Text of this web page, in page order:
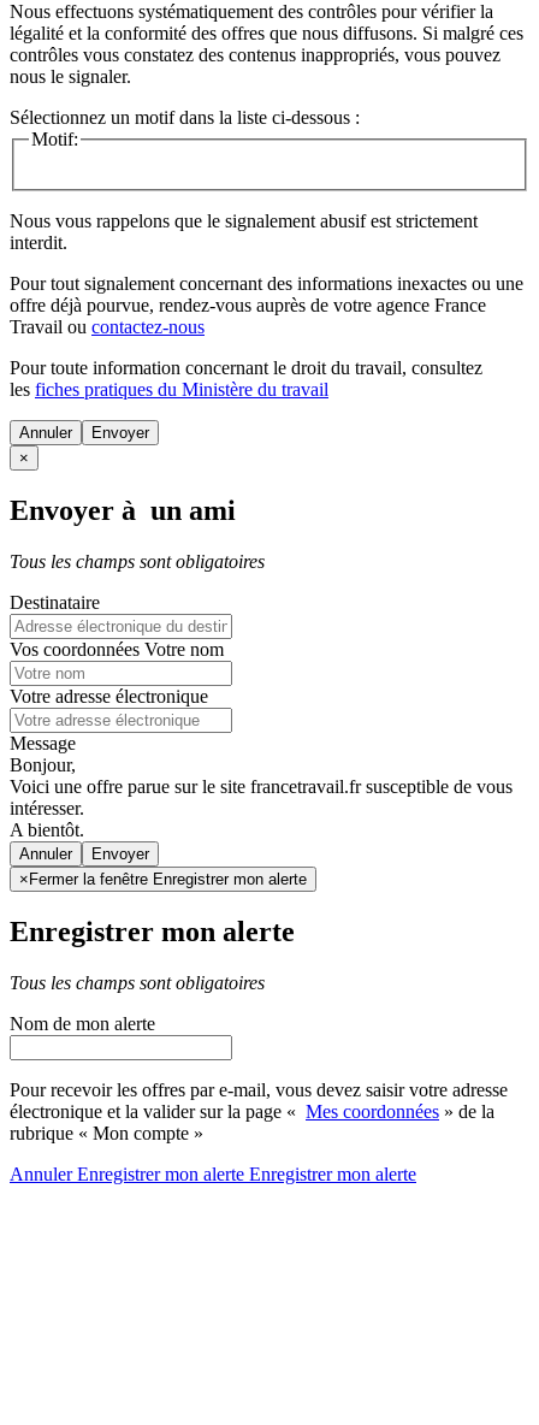
Nous effectuons systématiquement des contrôles pour vérifier la
légalité et la conformité des offres que nous diffusons. Si malgré ces
contrôles vous constatez des contenus inappropriés, vous pouvez
nous le signaler.
Sélectionnez un motif dans la liste ci-dessous :
Motif:
Nous vous rappelons que le signalement abusif est strictement
interdit.
Pour tout signalement concernant des informations inexactes ou une
offre déjà pourvue, rendez-vous auprès de votre agence France
Travail ou contactez-nous
Pour toute information concernant le droit du travail, consultez
les fiches pratiques du Ministère du travail
Annuler
×
Envoyer à un ami
Tous les champs sont obligatoires
Destinataire
Vos coordonnées Votre nom
Votre adresse électronique
Message
Bonjour,
Voici une offre parue sur le site francetravail.fr susceptible de vous
intéresser.
A bientôt.
Annuler
× Fermer la fenêtre Enregistrer mon alerte
Enregistrer mon alerte
Tous les champs sont obligatoires
Nom de mon alerte
Pour recevoir les offres par e-mail, vous devez saisir votre adresse
électronique et la valider sur la page « Mes coordonnées » de la
rubrique « Mon compte »
AnnulerEnregistrer mon alerte Enregistrermon alerte